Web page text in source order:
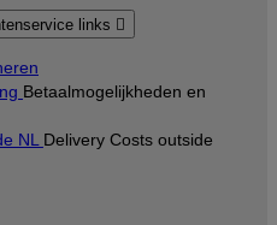
links 
Betaalmogelijkheden en
NL Delivery Costs outside